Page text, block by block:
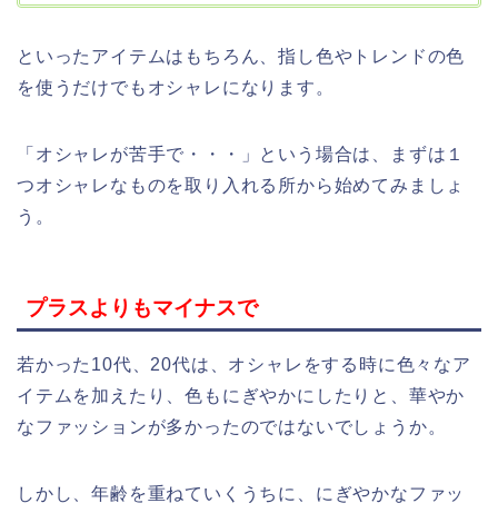
といったアイテムはもちろん、指し色やトレンドの色
を使うだけでもオシャレになります。
「オシャレが苦手で・・・」という場合は、まずは１
つオシャレなものを取り入れる所から始めてみましょ
う。
プラスよりもマイナスで
若かった10代、20代は、オシャレをする時に色々なア
イテムを加えたり、色もにぎやかにしたりと、華やか
なファッションが多かったのではないでしょうか。
しかし、年齢を重ねていくうちに、にぎやかなファッ